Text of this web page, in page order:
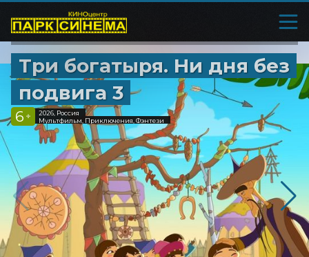
Три богатыря. Ни дня без
подвига 3
6 +
2026, Россия
Мультфильм, Приключения, Фэнтези